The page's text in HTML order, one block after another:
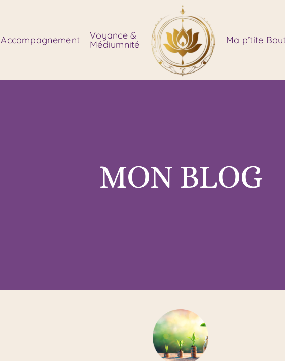
Accompagnement Voyance &
Médiumnité Ma p’tite
MON BLOG